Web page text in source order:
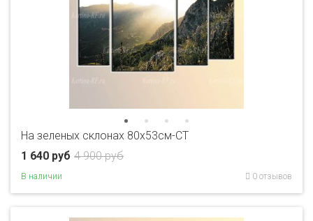
На зеленых склонах 80x53см-CT
4 900 руб
1 640 руб
В наличии 0 отзывов